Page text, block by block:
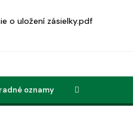
o uložení zásielky.pdf
oznamy